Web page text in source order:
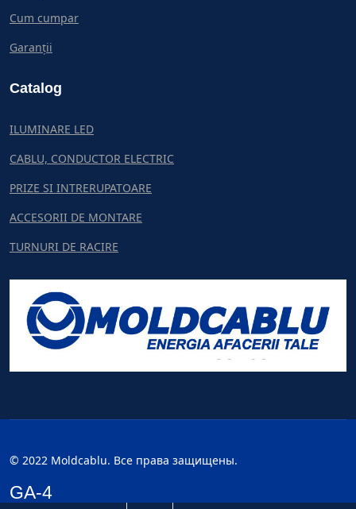
Cum cumpar
Garanții
Catalog
ILUMINARE LED
CABLU, CONDUCTOR ELECTRIC
PRIZE SI INTRERUPATOARE
ACCESORII DE MONTARE
TURNURI DE RACIRE
© 2022 Moldcablu. Все права защищены.
GA-4